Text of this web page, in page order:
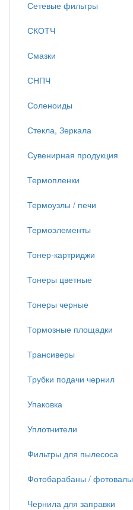
Сетевые фильтры
СКОТЧ
Смазки
СНПЧ
Соленоиды
Стекла, Зеркала
Сувенирная продукция
Термопленки
Термоузлы / печи
Термоэлементы
Тонер-картриджи
Тонеры цветные
Тонеры черные
Тормозные площадки
Трансиверы
Трубки подачи чернил
Упаковка
Уплотнители
Фильтры для пылесоса
Фотобарабаны / фотовалы
Чернила для заправки